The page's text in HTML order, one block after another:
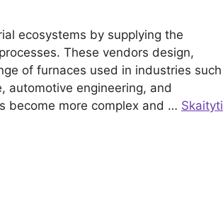
ecosystems by supplying the
These vendors design,
of furnaces used in industries such
automotive engineering, and
become more complex and … Skaityti